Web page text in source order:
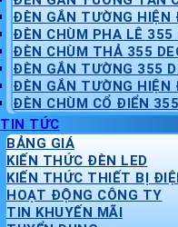
ĐÈN GẮN TƯỜNG HIỆN
ĐÈN CHÙM PHA LÊ 355
ĐÈN CHÙM THẢ 355
ĐÈN GẮN TƯỜNG 355
ĐÈN GẮN TƯỜNG HIỆN
ĐÈN CHÙM CỔ ĐIỂN
TIN TỨC
BẢNG GIÁ
KIẾN THỨC ĐÈN LED
KIẾN THỨC THIẾT BỊ
HOẠT ĐỘNG CÔNG TY
TIN KHUYẾN MÃI